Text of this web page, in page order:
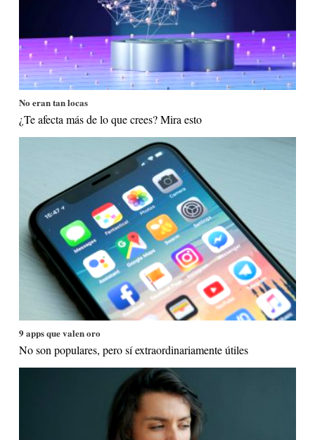
No eran tan locas
¿Te afecta más de lo que crees? Mira esto
9 apps que valen oro
No son populares, pero sí extraordinariamente útiles